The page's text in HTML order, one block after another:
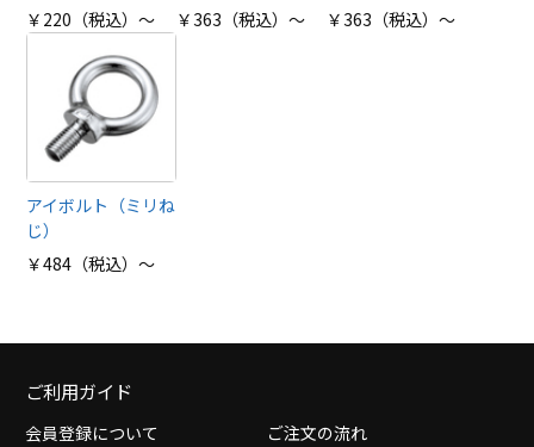
￥220（税込）～
￥363（税込）～
￥363（税込）～
アイボルト（ミリね
じ）
￥484（税込）～
ご利用ガイド
会員登録について
ご注文の流れ